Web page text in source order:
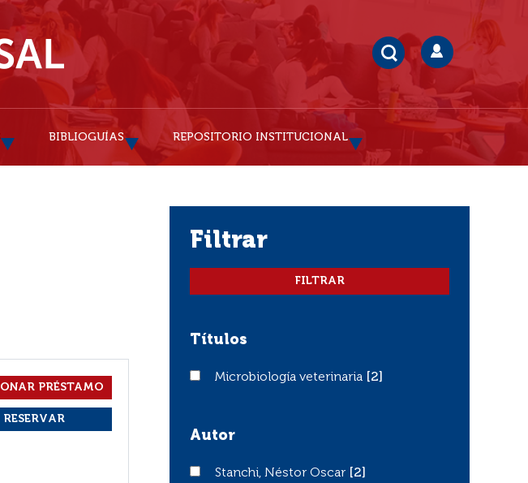
BIBLIOGUÍAS REPOSITORIO INSTITUCIONAL
filtrar
Títulos
Microbiología veterinaria
Microbiología veterinaria [2]
Autor
Stanchi, Néstor Oscar
Stanchi, Néstor Oscar [2]